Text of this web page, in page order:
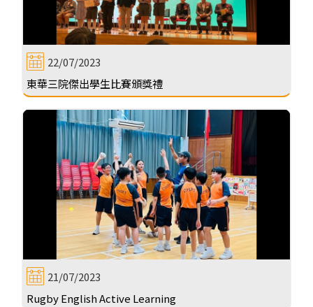
22/07/2023
東華三院傑出學生比賽頒獎禮
21/07/2023
Rugby English Active Learning